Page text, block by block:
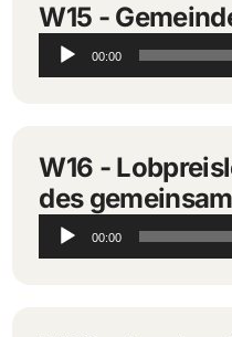
W15 -
Audio-
Player
00:00
W16 -
des
Audio-
Player
00:00